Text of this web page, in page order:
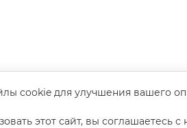
cookie для улучшения вашего
этот сайт, вы соглашаетесь